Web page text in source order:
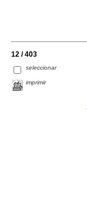
12 / 403
seleccionar
imprimir